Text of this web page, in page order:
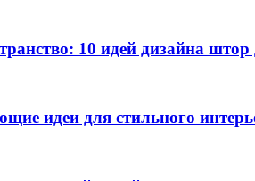
10 идей дизайна штор
идеи для стильного